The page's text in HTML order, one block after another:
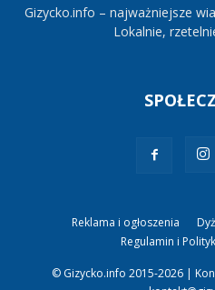
Gizycko.info – najważniejsze
Lokalnie,
Reklama i ogłoszenia
Regulamin i
© Gizycko.info 2015-2026 |